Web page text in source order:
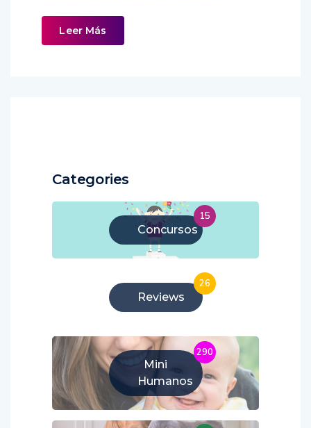
Leer Más
Categories
Concursos
15
Reviews
26
Mini
Humanos
290